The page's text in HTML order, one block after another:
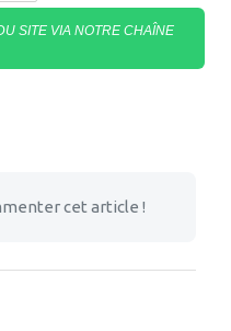
SITE VIA NOTRE CHAÎNE
cet article !